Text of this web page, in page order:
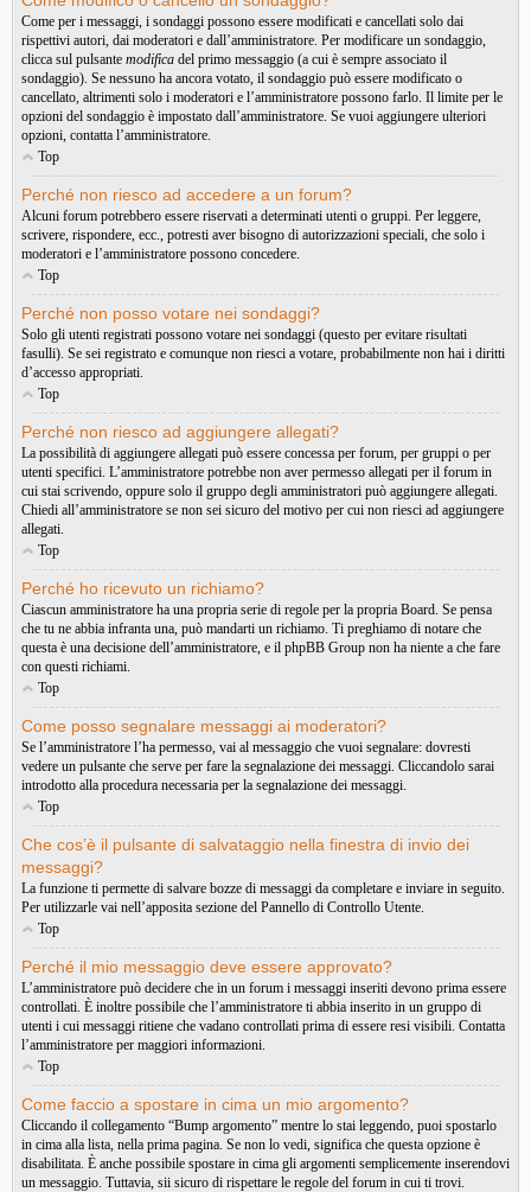
Come per i messaggi, i sondaggi possono essere modificati e cancellati solo dai
rispettivi autori, dai moderatori e dall’amministratore. Per modificare un sondaggio,
clicca sul pulsante modifica del primo messaggio (a cui è sempre associato il
sondaggio). Se nessuno ha ancora votato, il sondaggio può essere modificato o
cancellato, altrimenti solo i moderatori e l’amministratore possono farlo. Il limite per le
opzioni del sondaggio è impostato dall’amministratore. Se vuoi aggiungere ulteriori
opzioni, contatta l’amministratore.
Top
Perché non riesco ad accedere a un forum?
Alcuni forum potrebbero essere riservati a determinati utenti o gruppi. Per leggere,
scrivere, rispondere, ecc., potresti aver bisogno di autorizzazioni speciali, che solo i
moderatori e l’amministratore possono concedere.
Top
Perché non posso votare nei sondaggi?
Solo gli utenti registrati possono votare nei sondaggi (questo per evitare risultati
fasulli). Se sei registrato e comunque non riesci a votare, probabilmente non hai i diritti
d’accesso appropriati.
Top
Perché non riesco ad aggiungere allegati?
La possibilità di aggiungere allegati può essere concessa per forum, per gruppi o per
utenti specifici. L’amministratore potrebbe non aver permesso allegati per il forum in
cui stai scrivendo, oppure solo il gruppo degli amministratori può aggiungere allegati.
Chiedi all’amministratore se non sei sicuro del motivo per cui non riesci ad aggiungere
allegati.
Top
Perché ho ricevuto un richiamo?
Ciascun amministratore ha una propria serie di regole per la propria Board. Se pensa
che tu ne abbia infranta una, può mandarti un richiamo. Ti preghiamo di notare che
questa è una decisione dell’amministratore, e il phpBB Group non ha niente a che fare
con questi richiami.
Top
Come posso segnalare messaggi ai moderatori?
Se l’amministratore l’ha permesso, vai al messaggio che vuoi segnalare: dovresti
vedere un pulsante che serve per fare la segnalazione dei messaggi. Cliccandolo sarai
introdotto alla procedura necessaria per la segnalazione dei messaggi.
Top
Che cos’è il pulsante di salvataggio nella finestra di invio dei
messaggi?
La funzione ti permette di salvare bozze di messaggi da completare e inviare in seguito.
Per utilizzarle vai nell’apposita sezione del Pannello di Controllo Utente.
Top
Perché il mio messaggio deve essere approvato?
L’amministratore può decidere che in un forum i messaggi inseriti devono prima essere
controllati. È inoltre possibile che l’amministratore ti abbia inserito in un gruppo di
utenti i cui messaggi ritiene che vadano controllati prima di essere resi visibili. Contatta
l’amministratore per maggiori informazioni.
Top
Come faccio a spostare in cima un mio argomento?
Cliccando il collegamento “Bump argomento” mentre lo stai leggendo, puoi spostarlo
in cima alla lista, nella prima pagina. Se non lo vedi, significa che questa opzione è
disabilitata. È anche possibile spostare in cima gli argomenti semplicemente inserendovi
un messaggio. Tuttavia, sii sicuro di rispettare le regole del forum in cui ti trovi.